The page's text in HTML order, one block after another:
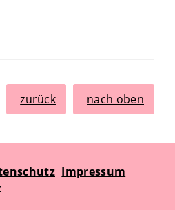
zurück nach oben
Impressum